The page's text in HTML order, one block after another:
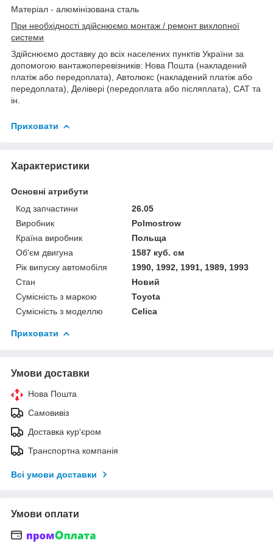
Матеріал - алюмінізована сталь
При необхідності здійснюємо монтаж / ремонт вихлопної
системи
Здійснюємо доставку до всіх населених пунктів України за
допомогою вантажоперевізників: Нова Пошта (накладений
платіж або передоплата), Автолюкс (накладений платіж або
передоплата), Делівері (передоплата або післяплата), САТ та
ін.
Приховати
Характеристики
Основні атрибути
Код запчастини
26.05
Виробник
Polmostrow
Країна виробник
Польща
Об'єм двигуна
1587 куб. см
Рік випуску автомобіля
1990, 1992, 1991, 1989, 1993
Стан
Новий
Сумісність з маркою
Toyota
Сумісність з моделлю
Celica
Приховати
Умови доставки
Нова Пошта
Самовивіз
Доставка кур'єром
Транспортна компанія
Всі умови доставки
Умови оплати